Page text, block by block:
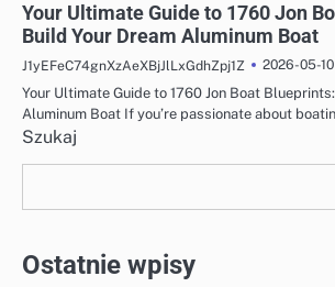
Your Ultimate Guide to 1760 Jon
Build Your Dream Aluminum Boat
J1yEFeC74gnXzAeXBjJlLxGdhZpj1Z
2026-05-10
Your Ultimate Guide to 1760 Jon Boat
Aluminum Boat If you’re passionate about
Szukaj
Ostatnie wpisy